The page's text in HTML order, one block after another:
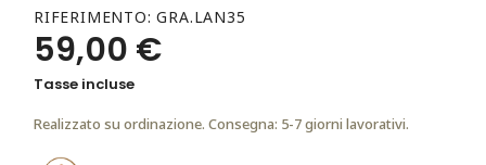
RIFERIMENTO GRA.LAN35
59,00 €
Tasse incluse
Realizzato su ordinazione. Consegna: 5-7 giorni lavorativi.